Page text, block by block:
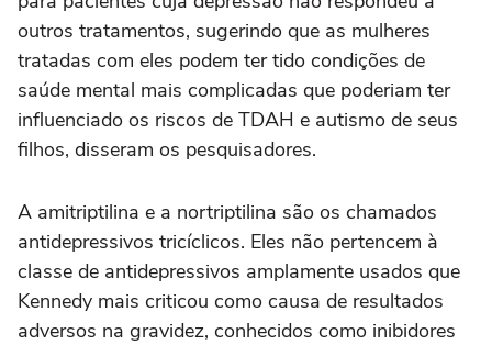
outros tratamentos, sugerindo que as mulheres
tratadas ⁠com eles podem ter tido condições de
saúde mental mais complicadas que poderiam ter
influenciado os riscos de TDAH e autismo de seus
filhos, disseram os pesquisadores.
A amitriptilina e a nortriptilina são os chamados
antidepressivos tricíclicos. Eles não pertencem à
classe de antidepressivos amplamente usados que
Kennedy mais criticou como causa de resultados
adversos na gravidez, conhecidos como inibidores